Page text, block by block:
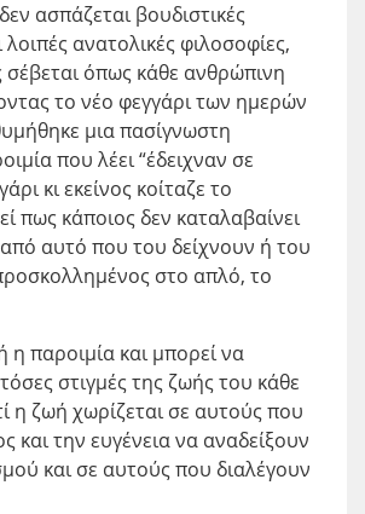
ασπάζεται βουδιστικές
λοιπές ανατολικές φιλοσοφίες,
όπως κάθε ανθρώπινη
το νέο φεγγάρι των ημερών
μια πασίγνωστη
που λέει “έδειχναν σε
κι εκείνος κοίταζε το
πως κάποιος δεν καταλαβαίνει
αυτό που του δείχνουν ή του
στο απλό, το
η παροιμία και μπορεί να
στιγμές της ζωής του κάθε
η ζωή χωρίζεται σε αυτούς που
και την ευγένεια να αναδείξουν
και σε αυτούς που διαλέγουν